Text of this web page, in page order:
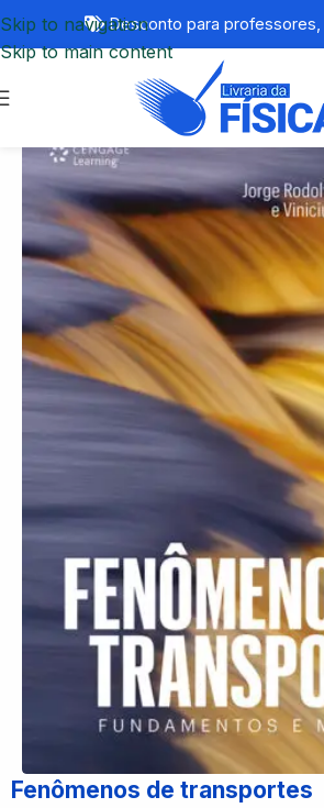
Skip to navigation
Skip to main content
Desconto para professores,
Fenômenos de transportes